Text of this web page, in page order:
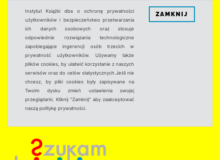
Instytut Książki dba o ochronę prywatności
użytkowników i bezpieczeństwo przetwarzania
ich danych osobowych oraz stosuje
odpowiednie rozwiązania technologiczne
zapobiegające ingerencji osób trzecich w
prywatność użytkowników. Używamy także
plików cookies, by ułatwić korzystanie z naszych
serwisów oraz do celów statystycznych.Jeśli nie
chcesz, by pliki cookies były zapisywane na
Twoim dysku zmień ustawienia swojej
przeglądarki. Kliknij "Zamknij" aby zaakceptować
naszą politykę prywatności.
ZAMKNIJ